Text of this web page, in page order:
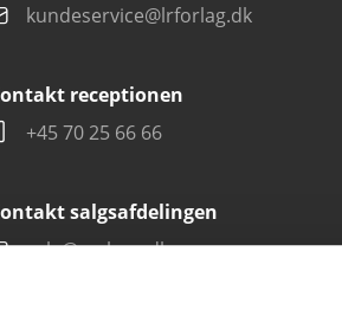
kundeservice@lrforlag.dk
receptionen
+45 70 25 66 66
salgsafdelingen
salg@carlsen.dk